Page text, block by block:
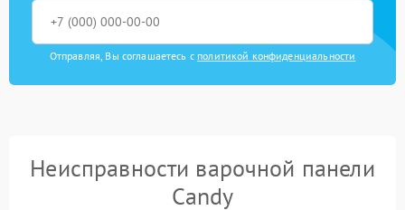
Отправляя, Вы соглашаетесь с политикой конфиденциальности
Неисправности варочной панели
Candy